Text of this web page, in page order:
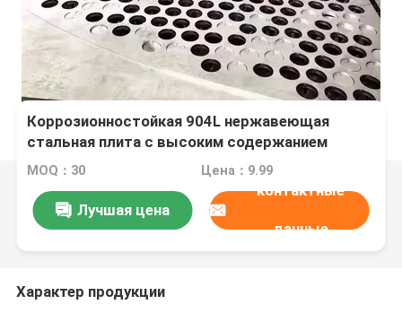
Коррозионностойкая 904L нержавеющая
стальная плита с высоким содержанием
молибдена в 1500x6000 мм размером горячего
MOQ：30 Цена：9.99
Лучшая цена
контактные
данные
Характер продукции